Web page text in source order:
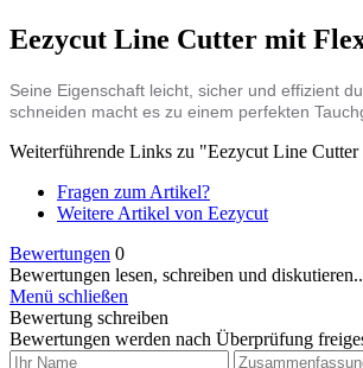
Eezycut Line Cutter mit
Seine Eigenschaft leicht, sicher und effizient
schneiden macht es zu einem perfekten
Weiterführende Links zu "Eezycut Line
Fragen zum Artikel?
Weitere Artikel von Eezycut
Bewertungen 0
Bewertungen lesen, schreiben und
Menü schließen
Bewertung schreiben
Bewertungen werden nach Überprüfung